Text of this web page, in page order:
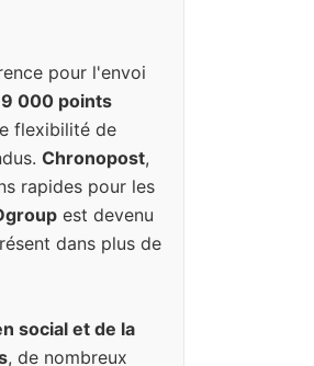
pour l'envoi
9 000 points
flexibilité de
Chronopost,
rapides pour les
est devenu
dans plus de
social et de la
, de nombreux